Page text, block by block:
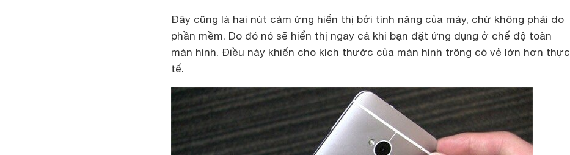
Đây cũng là hai nút cảm ứng hiển thị bởi tính năng của máy, chứ không phải do
phần mềm. Do đó nó sẽ hiển thị ngay cả khi bạn đặt ứng dụng ở chế độ toàn
màn hình. Điều này khiến cho kích thước của màn hình trông có vẻ lớn hơn thực
tế.